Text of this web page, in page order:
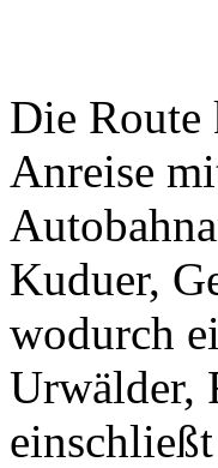
Die Route
Anreise
Kuduer,
wodurch
Urwälder,